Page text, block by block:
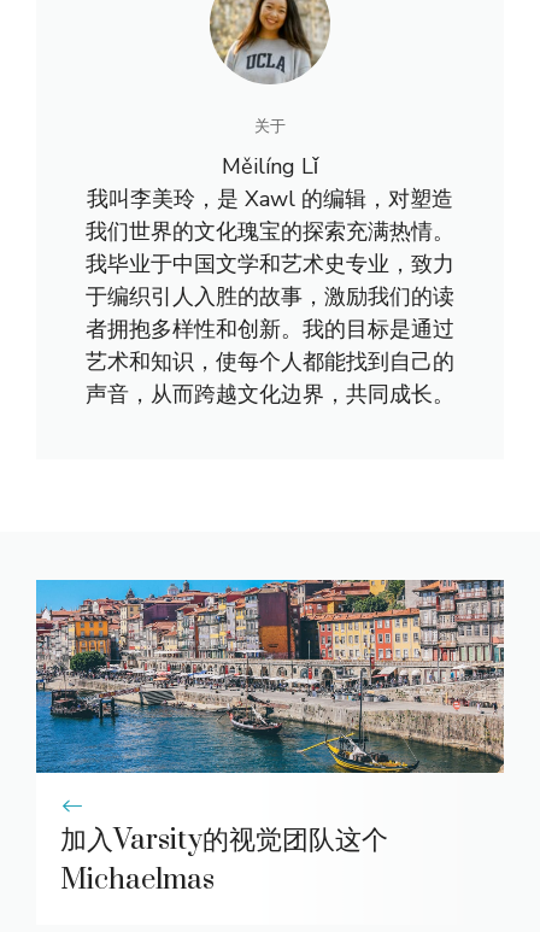
关于
Měilíng Lǐ
我叫李美玲，是 Xawl 的编辑，对塑造
我们世界的文化瑰宝的探索充满热情。
我毕业于中国文学和艺术史专业，致力
于编织引人入胜的故事，激励我们的读
者拥抱多样性和创新。我的目标是通过
艺术和知识，使每个人都能找到自己的
声音，从而跨越文化边界，共同成长。
加入Varsity的视觉团队这个
Michaelmas